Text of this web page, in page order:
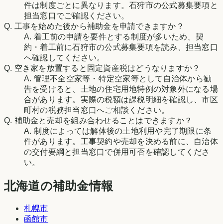
件は制度ごとに異なります。石狩市の公式募集要項と
担当窓口でご確認ください。
Q. 工事を始めた後から補助金を申請できますか？
A. 着工前の申請を要件とする制度が多いため、契
約・着工前に石狩市の公式募集要項を読み、担当窓口
へ確認してください。
Q. 空き家を放置すると固定資産税はどうなりますか？
A. 管理不全空家等・特定空家等として自治体から勧
告を受けると、土地の住宅用地特例の対象外になる場
合があります。実際の税額は課税明細を確認し、市区
町村の税務担当窓口へご相談ください。
Q. 補助金と売却を組み合わせることはできますか？
A. 制度によっては解体後の土地利用や完了期限に条
件があります。工事契約や売却を決める前に、自治体
の交付要綱と担当窓口で併用可否を確認してくださ
い。
北海道の補助金情報
札幌市
函館市